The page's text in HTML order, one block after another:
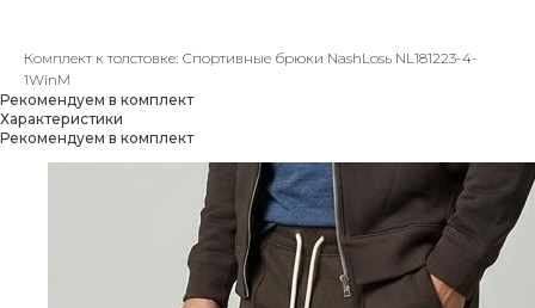
Комплект к толстовке: Спортивные брюки NashLosь NL181223-4-
1WinM
Рекомендуем в комплект
Характеристики
Рекомендуем в комплект